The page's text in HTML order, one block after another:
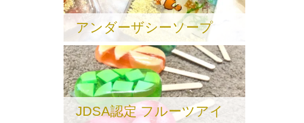
アンダーザシーソープ
JDSA認定 フルーツアイ